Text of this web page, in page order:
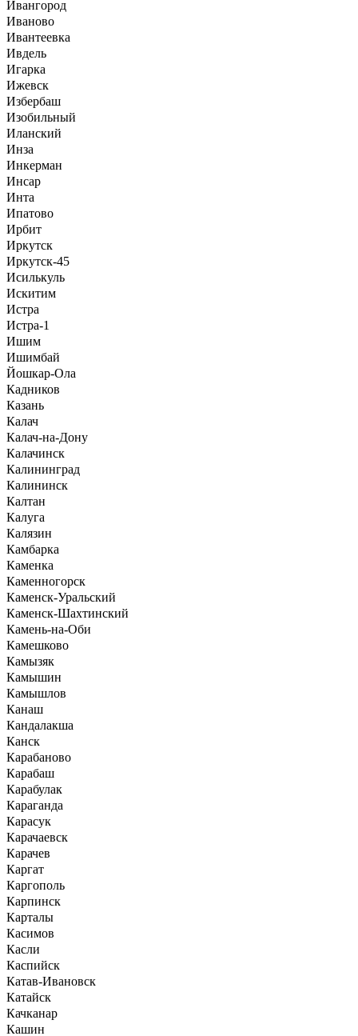
Ивангород
Иваново
Ивантеевка
Ивдель
Игарка
Ижевск
Избербаш
Изобильный
Иланский
Инза
Инкерман
Инсар
Инта
Ипатово
Ирбит
Иркутск
Иркутск-45
Исилькуль
Искитим
Истра
Истра-1
Ишим
Ишимбай
Йошкар-Ола
Кадников
Казань
Калач
Калач-на-Дону
Калачинск
Калининград
Калининск
Калтан
Калуга
Калязин
Камбарка
Каменка
Каменногорск
Каменск-Уральский
Каменск-Шахтинский
Камень-на-Оби
Камешково
Камызяк
Камышин
Камышлов
Канаш
Кандалакша
Канск
Карабаново
Карабаш
Карабулак
Караганда
Карасук
Карачаевск
Карачев
Каргат
Каргополь
Карпинск
Карталы
Касимов
Касли
Каспийск
Катав-Ивановск
Катайск
Качканар
Кашин